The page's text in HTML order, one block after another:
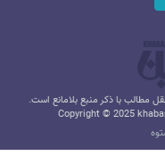
مطالب با ذکر منبع بلامانع است.
Copyright © 2025